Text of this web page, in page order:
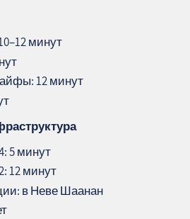
минут
12 минут
5 минут
12 минут
в Неве Шаанан